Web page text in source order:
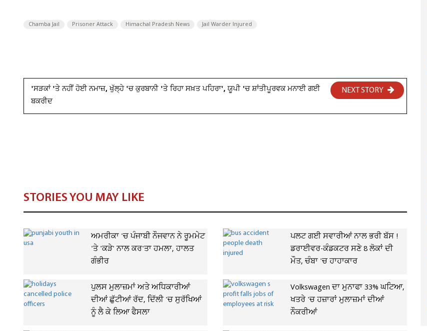
Chamba Jail Prisoner Attack Himachal Pradesh News Jail Warder Injured
'ਸੜਕਾਂ 'ਤੇ ਨਹੀਂ ਹੋਈ ਨਮਾਜ਼, ਖੁੱਲ੍ਹੇ 'ਚ ਕੁਰਬਾਨੀ 'ਤੇ ਰਿਹਾ ਸਖ਼ਤ ਪਹਿਰਾ', ਯੂਪੀ 'ਚ ਸ਼ਾਂਤੀਪੂਰਵਕ ਮਨਾਈ ਗਈ
ਬਕਰੀਦ
NEXT STORY
STORIES YOU MAY LIKE
ਅਮਰੀਕਾ 'ਚ ਪੰਜਾਬੀ ਨੌਜਵਾਨ ਨੇ ਰੂਮਮੇਟ
'ਤੇ 'ਕੜੇ' ਨਾਲ ਕਰ'ਤਾ ਹਮਲਾ, ਹਾਲਤ
ਗੰਭੀਰ
ਪਲਟ ਗਈ ਸਵਾਰੀਆਂ ਨਾਲ ਭਰੀ ਬੱਸ !
ਡਰਾਈਵਰ-ਕੰਡਕਟਰ ਸਣੇ 8 ਲੋਕਾਂ ਦੀ
ਮੌਤ, ਚੰਬਾ 'ਚ ਹਾਹਾਕਾਰ
ਪੁਲਸ ਮੁਲਾਜ਼ਮਾਂ ਅਤੇ ਅਧਿਕਾਰੀਆਂ
ਦੀਆਂ ਛੁੱਟੀਆਂ ਰੱਦ, ਦਿੱਲੀ 'ਚ ਸੁਰੱਖਿਆਂ
ਨੂੰ ਲੈ ਕੇ ਲਿਆ ਫੈਸਲਾ
Volkswagen ਦਾ ਮੁਨਾਫਾ 33% ਘਟਿਆ,
ਖਤਰੇ 'ਚ ਹਜ਼ਾਰਾਂ ਮੁਲਾਜ਼ਮਾਂ ਦੀਆਂ
ਨੌਕਰੀਆਂ